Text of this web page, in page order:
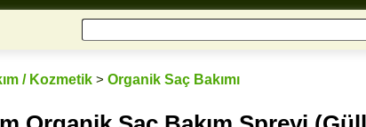
/ Kozmetik > Organik Saç Bakımı